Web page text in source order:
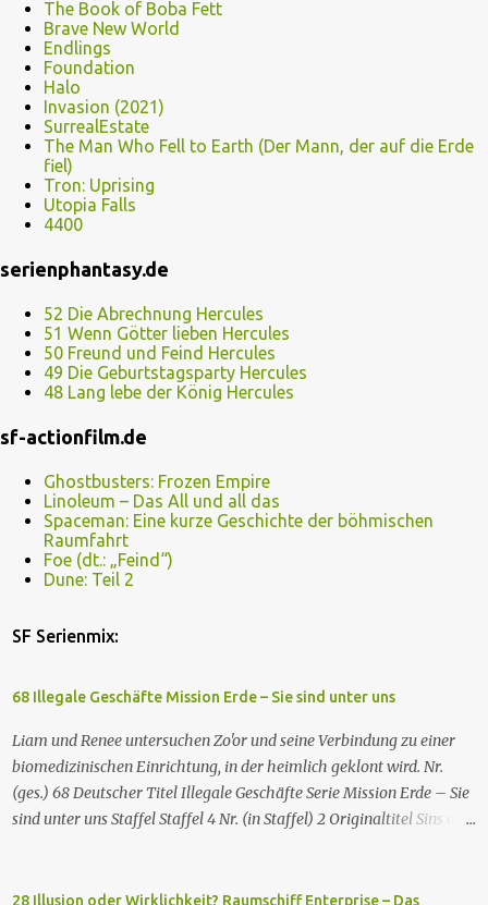
The Book of Boba Fett
Brave New World
Endlings
Foundation
Halo
Invasion (2021)
SurrealEstate
The Man Who Fell to Earth (Der Mann, der auf die Erde
fiel)
Tron: Uprising
Utopia Falls
4400
serienphantasy.de
52 Die Abrechnung Hercules
51 Wenn Götter lieben Hercules
50 Freund und Feind Hercules
49 Die Geburtstagsparty Hercules
48 Lang lebe der König Hercules
sf-actionfilm.de
Ghostbusters: Frozen Empire
Linoleum – Das All und all das
Spaceman: Eine kurze Geschichte der böhmischen
Raumfahrt
Foe (dt.: „Feind“)
Dune: Teil 2
SF Serienmix:
68 Illegale Geschäfte Mission Erde – Sie sind unter uns
Liam und Renee untersuchen Zo'or und seine Verbindung zu einer
biomedizinischen Einrichtung, in der heimlich geklont wird. Nr.
(ges.) 68 Deutscher Titel Illegale Geschäfte Serie Mission Erde – Sie
sind unter uns Staffel Staffel 4 Nr. (in Staffel) 2 Original­titel Sins of
25. Sep. 2001 Es kommt eine außerirdische Rasse, die Taelons oder
28 Illusion oder Wirklichkeit? Raumschiff Enterprise – Das